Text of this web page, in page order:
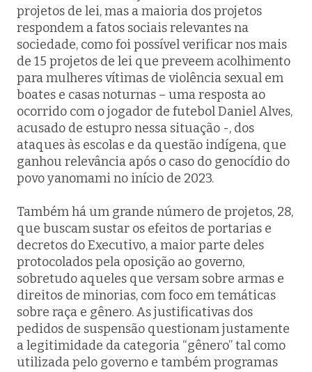
projetos de lei, mas a maioria dos projetos
respondem a fatos sociais relevantes na
sociedade, como foi possível verificar nos mais
de 15 projetos de lei que preveem acolhimento
para mulheres vítimas de violência sexual em
boates e casas noturnas – uma resposta ao
ocorrido com o jogador de futebol Daniel Alves,
acusado de estupro nessa situação -, dos
ataques às escolas e da questão indígena, que
ganhou relevância após o caso do genocídio do
povo yanomami no início de 2023.
Também há um grande número de projetos, 28,
que buscam sustar os efeitos de portarias e
decretos do Executivo, a maior parte deles
protocolados pela oposição ao governo,
sobretudo aqueles que versam sobre armas e
direitos de minorias, com foco em temáticas
sobre raça e gênero. As justificativas dos
pedidos de suspensão questionam justamente
a legitimidade da categoria “gênero” tal como
utilizada pelo governo e também programas